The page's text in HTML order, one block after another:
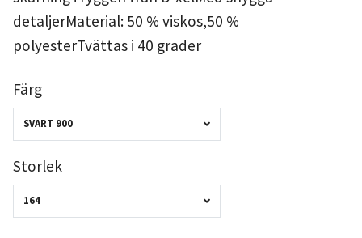
detaljerMaterial: 50 % viskos,50 %
polyesterTvättas i 40 grader
Färg
SVART 900
Storlek
164